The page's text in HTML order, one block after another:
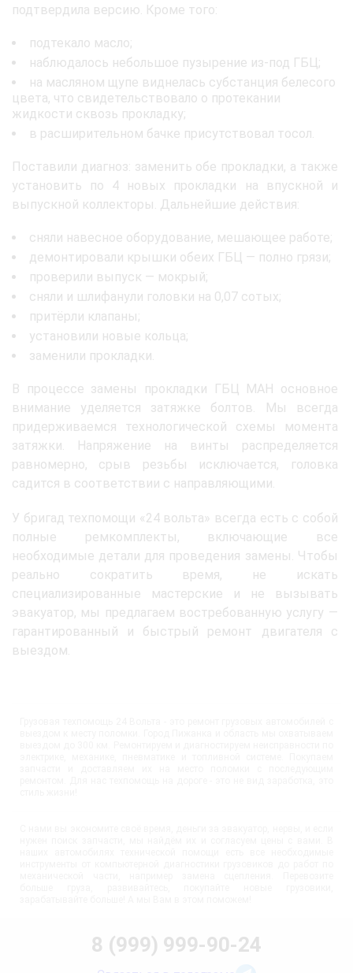
подтвердила версию. Кроме того:
подтекало масло;
наблюдалось небольшое пузырение из-под ГБЦ;
на масляном щупе виднелась субстанция белесого
цвета, что свидетельствовало о протекании
жидкости сквозь прокладку;
в расширительном бачке присутствовал тосол.
Поставили диагноз: заменить обе прокладки, а также
установить по 4 новых прокладки на впускной и
выпускной коллекторы. Дальнейшие действия:
сняли навесное оборудование, мешающее работе;
демонтировали крышки обеих ГБЦ — полно грязи;
проверили выпуск — мокрый;
сняли и шлифанули головки на 0,07 сотых;
притёрли клапаны;
установили новые кольца;
заменили прокладки.
В процессе замены прокладки ГБЦ МАН основное
внимание уделяется затяжке болтов. Мы всегда
придерживаемся технологической схемы момента
затяжки. Напряжение на винты распределяется
равномерно, срыв резьбы исключается, головка
садится в соответствии с направляющими.
У бригад техпомощи «24 вольта» всегда есть с собой
полные ремкомплекты, включающие все
необходимые детали для проведения замены. Чтобы
реально сократить время, не искать
специализированные мастерские и не вызывать
эвакуатор, мы предлагаем востребованную услугу —
гарантированный и быстрый ремонт двигателя с
выездом.
8 (999) 999-90-24